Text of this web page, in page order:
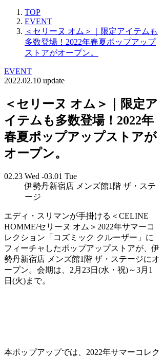
TOP
EVENT
＜セリーヌ オム＞｜限定アイテムも
多数登場！2022年春夏ポップアップ
ストアがオープン。
EVENT
2022.02.10 update
＜セリーヌ オム＞｜限定ア
イテムも多数登場！2022年
春夏ポップアップストアが
オープン。
02.23 Wed -03.01 Tue
伊勢丹新宿店 メンズ館1階 ザ・ステ
ージ
エディ・スリマンが手掛ける＜CELINE
HOMME/セリーヌ オム＞2022年サマーコ
レクション「コズミック クルーザー」に
フィーチャしたポップアップストアが、伊
勢丹新宿店 メンズ館1階 ザ・ステージにオ
ープン。会期は、2月23日(水・祝)～3月1
日(火)まで。
本ポップアップでは、2022年サマーコレク